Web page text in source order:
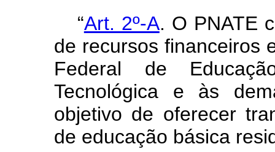
“Art. 2º-A. O PNATE
de recursos financeiros
Federal de
Tecnológica e às
objetivo de oferecer
de educação básica